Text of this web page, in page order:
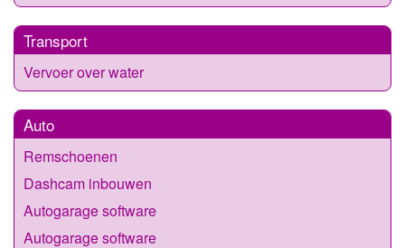
Transport
Vervoer over water
Auto
Remschoenen
Dashcam inbouwen
Autogarage software
Autogarage software